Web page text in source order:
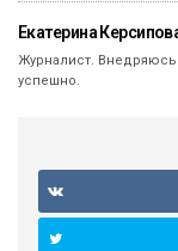
Екатерина
Журналист. Внедряюсь
успешно.